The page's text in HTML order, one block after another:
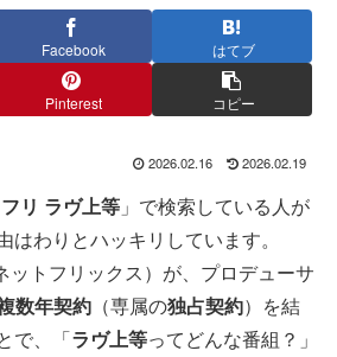
Facebook はてブ
Pinterest コピー
2026.02.16 2026.02.19
リ ラヴ上等 」で検索している人が
わりとハッキリしています。
ットフリックス）が、プロデューサ
数年契約 （専属の独占契約）を結
で、「ラヴ上等ってどんな番組？」